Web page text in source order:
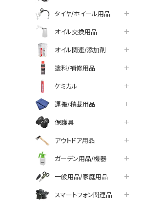
タイヤ/ホイール用品
オイル交換用品
オイル関連/添加剤
塗料/補修用品
ケミカル
運搬/積載用品
保護具
アウトドア用品
ガーデン用品/機器
一般用品/家庭用品
スマートフォン関連品